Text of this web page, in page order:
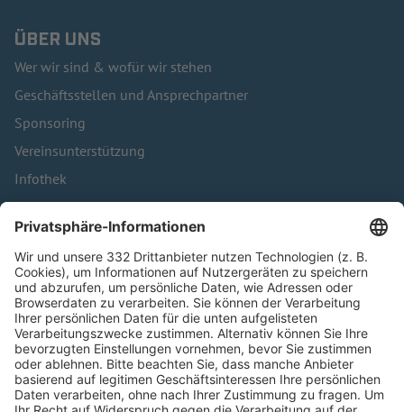
ÜBER UNS
Wer wir sind & wofür wir stehen
Geschäftsstellen und Ansprechpartner
Sponsoring
Vereinsunterstützung
Infothek
Kontakt
HÄUFIG BESUCHTE SEITEN
Pässe und Vereinswechsel
Trainerausbildung
Schulungsangebot Vereinsmitarbeiter
BFV-Geschäftsstellen
Trainerbörse